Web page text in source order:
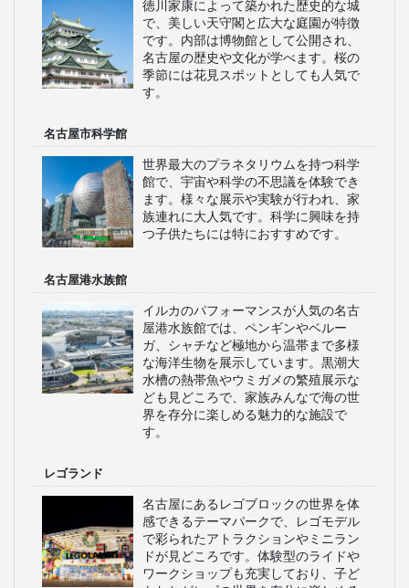
LEGOLAND®Japanへの旅
WILLERスタッフ厳選！
名古屋(愛知)の見どころ
熱田神宮
あり、散策が楽しめます。初詣や祭り
の際には多くの参拝者が訪れます。
名古屋城
徳川家康によって築かれた歴史的な城
で、美しい天守閣と広大な庭園が特徴
す。
名古屋市科学館
世界最大のプラネタリウムを持つ科学